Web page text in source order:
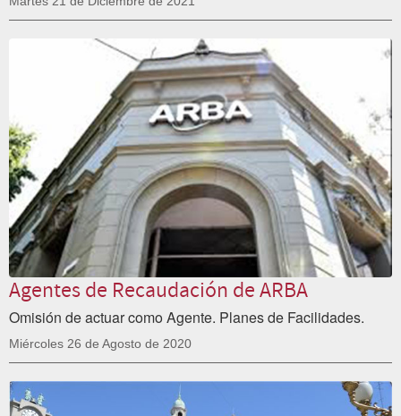
Agentes de Recaudación de ARBA
Omisión de actuar como Agente. Planes de Facilidades.
Miércoles 26 de Agosto de 2020